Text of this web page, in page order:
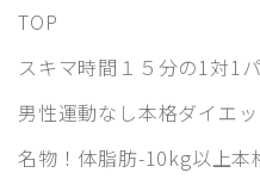
TOP
スキマ時間１５分の1対1
男性運動なし本格ダイエ
名物！体脂肪-10kg以上本